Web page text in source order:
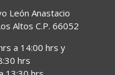
León Anastacio
Altos C.P. 66052
hrs a 14:00 hrs y
hrs